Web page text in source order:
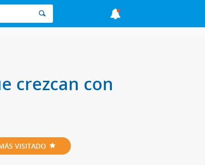
crezcan con
VISITADO